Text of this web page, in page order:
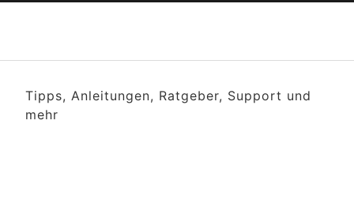
Tipps, Anleitungen, Ratgeber, Support und
mehr